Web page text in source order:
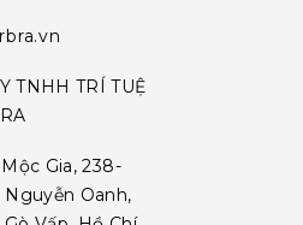
TNHH TRÍ TUỆ
Gia, 238-
Nguyễn Oanh,